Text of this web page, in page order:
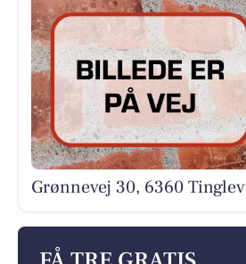
Grønnevej 30, 6360 Tinglev